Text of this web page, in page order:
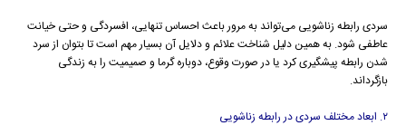
سردی رابطه زناشویی می‌تواند به مرور باعث احساس تنهایی، افسردگی و حتی خیانت
عاطفی شود. به همین دلیل شناخت علائم و دلایل آن بسیار مهم است تا بتوان از سرد
شدن رابطه پیشگیری کرد یا در صورت وقوع، دوباره گرما و صمیمیت را به زندگی
بازگرداند.
۲. ابعاد مختلف سردی در رابطه زناشویی